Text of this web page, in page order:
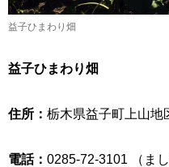
益子ひまわり畑
益子ひまわり畑
住所： 栃木県益子町上山地
電話： 0285-72-3101 （ま